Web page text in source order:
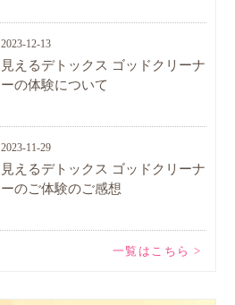
2023-12-13
見えるデトックス ゴッドクリーナ
ーの体験について
2023-11-29
見えるデトックス ゴッドクリーナ
ーのご体験のご感想
一覧はこちら >